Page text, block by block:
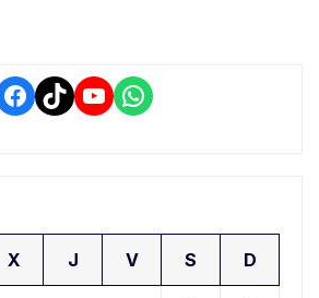
Facebook
TikTokYouTube
WhatsApp
X J V S D